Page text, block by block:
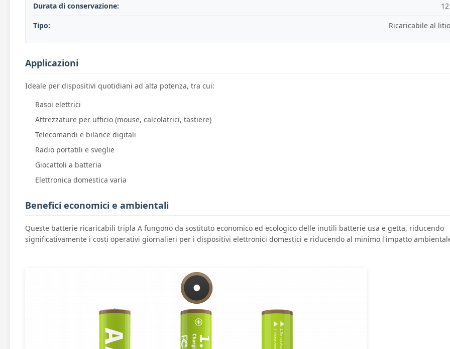
Durata di conservazione:
Tipo: Ricaricabile al
Applicazioni
Ideale per dispositivi quotidiani ad alta potenza, tra cui:
Rasoi elettrici
Attrezzature per ufficio (mouse, calcolatrici, tastiere)
Telecomandi e bilance digitali
Radio portatili e sveglie
Giocattoli a batteria
Elettronica domestica varia
Benefici economici e ambientali
Queste batterie ricaricabili tripla A fungono da sostituto economico ed ecologico delle inutili batterie usa e getta, riducendo
significativamente i costi operativi giornalieri per i dispositivi elettronici domestici e riducendo al minimo l'impatto